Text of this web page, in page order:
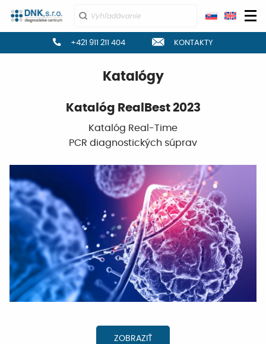
Hľadať:
+421 911 211 404 KONTAKTY
Katalógy
Katalóg RealBest 2023
Katalóg Real-Time
PCR diagnostických súprav
ZOBRAZIŤ